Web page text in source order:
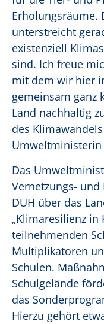
Erholungsräume.
unterstreicht
existenziell
sind. Ich freue
mit dem wir hier
gemeinsam ganz
Land nachhaltig
des
Umweltministerin
Das
Vernetzungs-
DUH über das
„Klimaresilienz in
teilnehmenden
Multiplikatoren
Schulen.
Schulgelände
das
Hierzu gehört